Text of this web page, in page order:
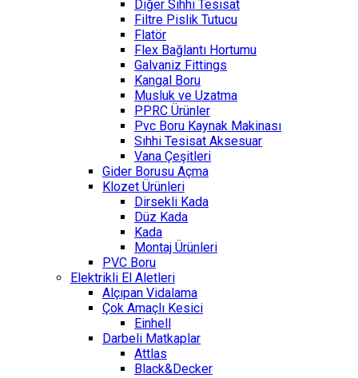
Diğer Sıhhi Tesisat
Filtre Pislik Tutucu
Flatör
Flex Bağlantı Hortumu
Galvaniz Fittings
Kangal Boru
Musluk ve Uzatma
PPRC Ürünler
Pvc Boru Kaynak Makinası
Sıhhi Tesisat Aksesuar
Vana Çeşitleri
Gider Borusu Açma
Klozet Ürünleri
Dirsekli Kada
Düz Kada
Kada
Montaj Ürünleri
PVC Boru
Elektrikli El Aletleri
Alçıpan Vidalama
Çok Amaçlı Kesici
Einhell
Darbeli Matkaplar
Attlas
Black&Decker